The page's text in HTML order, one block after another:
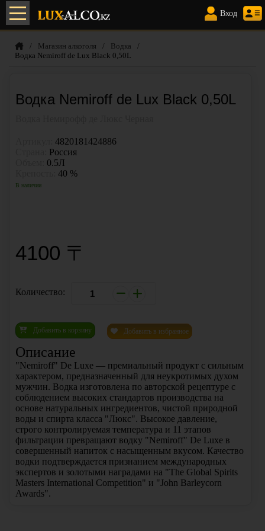
Элитный алкоголь с доставкой по Алматы
Вход
/ Магазин алкоголя / Водка
/
Водка Nemiroff de Lux Black 0,50L
Водка Nemiroff de Lux Black 0,50L
4820181424886
Россия
0.5Л
40 %
В наличии
4100 〒
Количество:
Добавить в корзину Добавить в избранное
Описание
"Nemiroff" De Luxe — премиальный продукт с сильным
характером, предназначенный для неукротимых духом
мужчин. Водка изготовлена по авторской рецептуре с
соблюдением высоких стандартов производства на
основе натуральных ингредиентов, чистой природной
воды и спирта класса "Люкс". Высокое давление,
строго контролируемая температура и 11 этапов
фильтрации превращают водку "Nemiroff" De Luxe в
совершенный напиток с насыщенным вкусом. Качество
водки подтверждается признанием международных
экспертов и золотыми наградами на "The Global Spirits
Masters International Competition" и "John Barleycorn
Awards".